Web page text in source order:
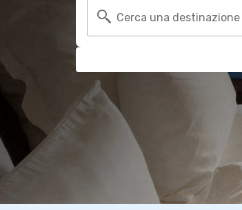
Cerca una